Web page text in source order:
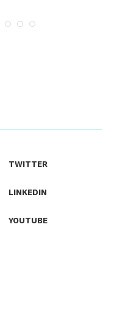
TWITTER
LINKEDIN
YOUTUBE